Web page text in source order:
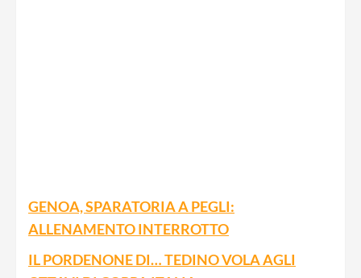
GENOA, SPARATORIA A PEGLI:
ALLENAMENTO INTERROTTO
IL PORDENONE DI… TEDINO VOLA AGLI